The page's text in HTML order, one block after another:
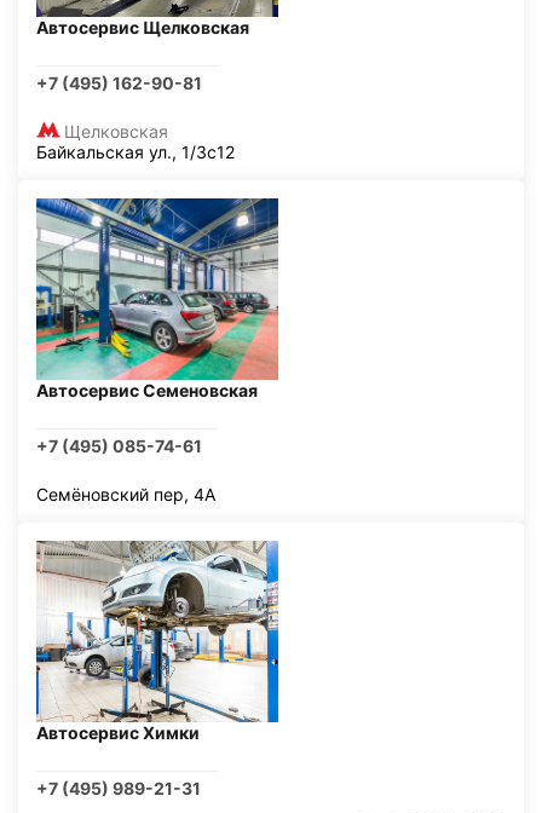
Автосервис Щелковская
+7 (495) 162-90-81
Щелковская
Байкальская ул., 1/3с12
Автосервис Семеновская
+7 (495) 085-74-61
Семёновский пер, 4А
Автосервис Химки
+7 (495) 989-21-31